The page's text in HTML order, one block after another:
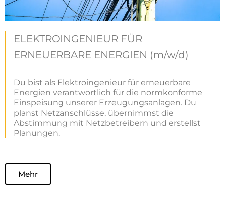
ELEKTROINGENIEUR FÜR
ERNEUERBARE ENERGIEN (m/w/d)
Du bist als Elektroingenieur für erneuerbare
Energien verantwortlich für die normkonforme
Einspeisung unserer Erzeugungsanlagen. Du
planst Netzanschlüsse, übernimmst die
Abstimmung mit Netzbetreibern und erstellst
Planungen.
Mehr